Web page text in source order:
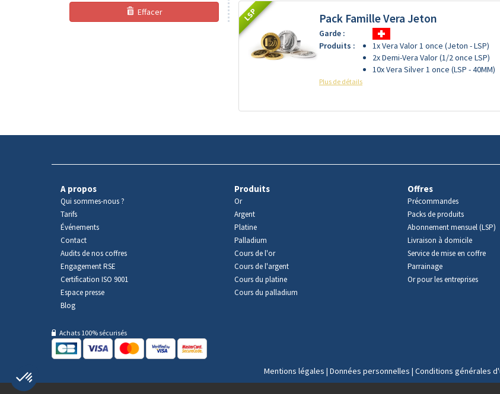
Effacer LSP Pack Famille Vera Jeton
Garde :
Produits :
1x Vera Valor 1 once (Jeton - LSP)
2x Demi-Vera Valor (1/2 once LSP)
10x Vera Silver 1 once (LSP - 40MM)
Plus de détails
A propos
Qui sommes-nous ?
Tarifs
Événements
Contact
Audits de nos coffres
Engagement RSE
Certification ISO 9001
Espace presse
Blog
Produits
Or
Argent
Platine
Palladium
Cours de l'or
Cours de l'argent
Cours du platine
Cours du palladium
Offres
Précommandes
Packs de produits
Abonnement mensuel (LSP)
Livraison à domicile
Service de mise en coffre
Parrainage
Or pour les entreprises
Achats 100% sécurisés
Mentions légales | Données personnelles | Conditions générales